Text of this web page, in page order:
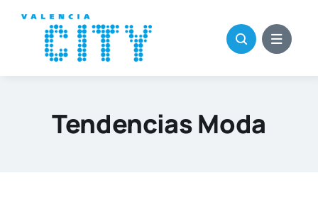
contenido
Tendencias Moda